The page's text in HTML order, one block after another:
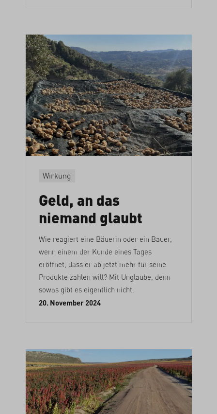
Wirkung
Geld, an das
niemand glaubt
Wie reagiert eine Bäuerin oder ein Bauer,
wenn einem der Kunde eines Tages
eröffnet, dass er ab jetzt mehr für seine
Produkte zahlen will? Mit Unglaube, denn
sowas gibt es eigentlich nicht.
20. November 2024